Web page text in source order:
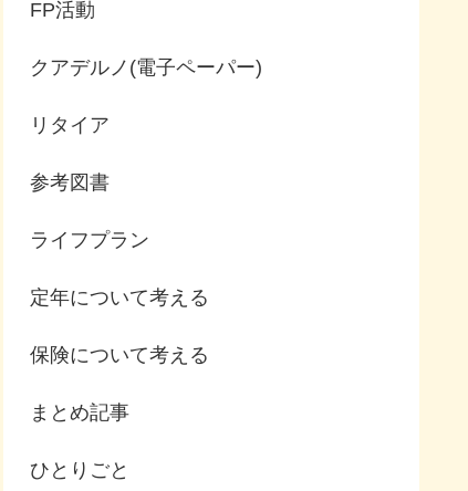
FP活動
クアデルノ(電子ペーパー)
リタイア
参考図書
ライフプラン
定年について考える
保険について考える
まとめ記事
ひとりごと